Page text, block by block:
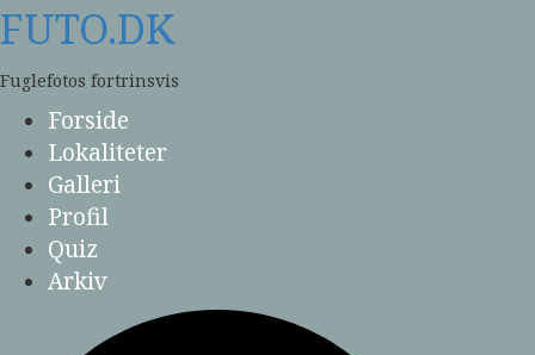
Skip
to
content
FUTO.DK
Fuglefotos fortrinsvis
Forside
Lokaliteter
Galleri
Profil
Quiz
Arkiv